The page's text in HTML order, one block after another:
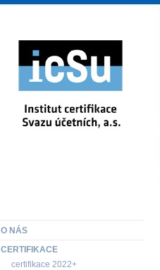
O NÁS
CERTIFIKACE
certifikace 2022+